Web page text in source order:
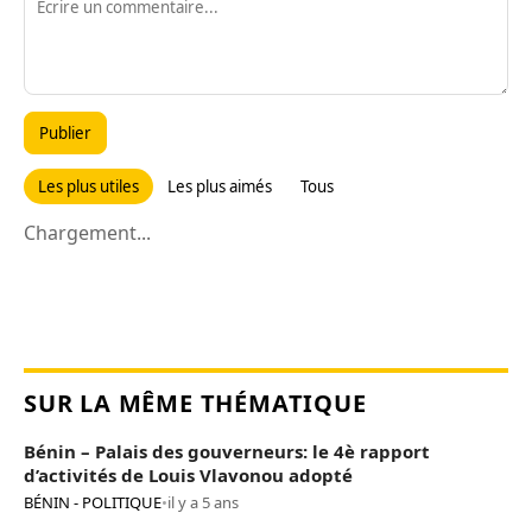
Publier
Les plus utiles Les plus aimés Tous
Chargement...
SUR LA MÊME THÉMATIQUE
Bénin – Palais des gouverneurs: le 4è rapport
d’activités de Louis Vlavonou adopté
BÉNIN - POLITIQUE•il y a 5 ans